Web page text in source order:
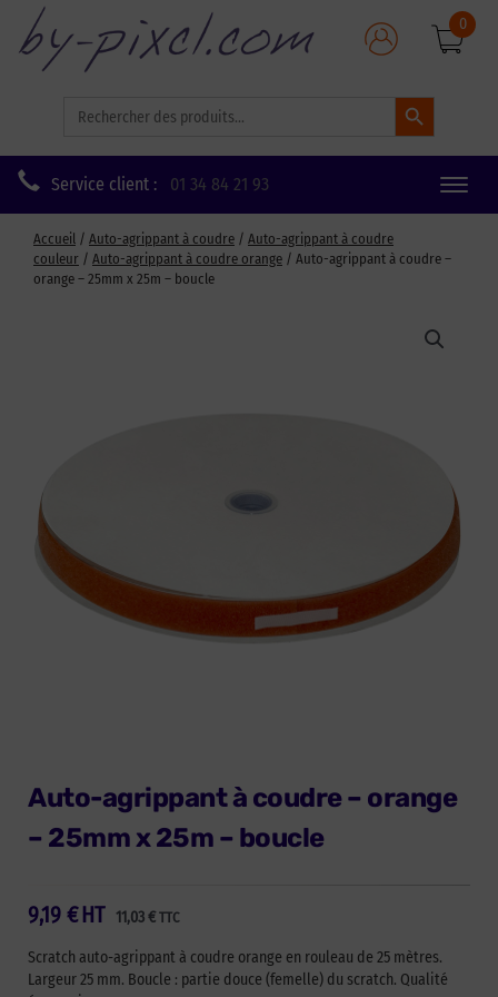
for:
Search Button
0
Service client : 01 34 84 21 93
Toggle
Accueil / Auto-agrippant à coudre / Auto-agrippant à coudre
couleur / Auto-agrippant à coudre orange / Auto-agrippant à coudre –
orange – 25mm x 25m – boucle
Auto-agrippant à coudre – orange
– 25mm x 25m – boucle
9,19 € 11,03€ TTC
HT
Scratch auto-agrippant à coudre orange en rouleau de 25 mètres.
Largeur 25 mm. Boucle : partie douce (femelle) du scratch. Qualité